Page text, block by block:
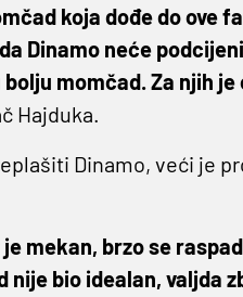
koja dođe do ove
Dinamo neće
momčad. Za njih
Hajduka.
Dinamo, veći je
mekan, brzo se
nije bio idealan, valjda